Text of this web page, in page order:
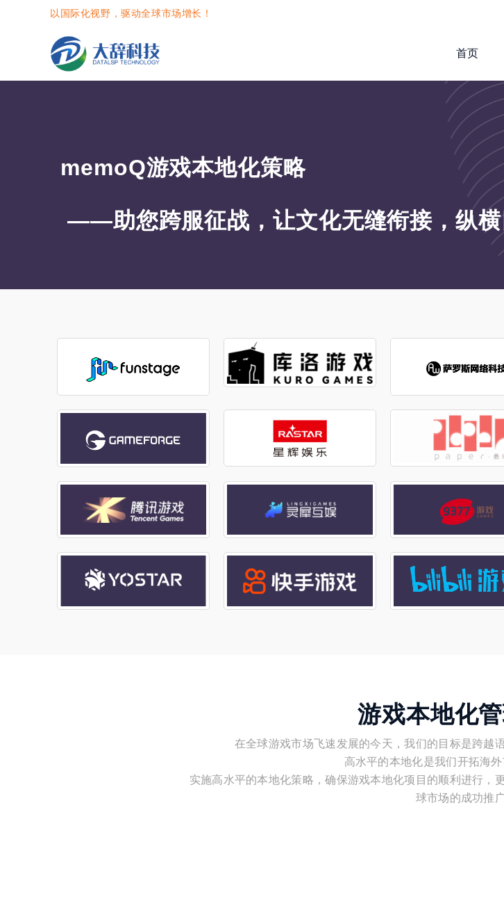
以国际化视野，驱动全球市场增长！
首页
memoQ游戏本地化策略
——助您跨服征战，让文化无缝衔接，纵
游戏本地化
在全球游戏市场飞速发展的今天，我们的目标是跨越
高水平的本地化是我们开拓海外
实施高水平的本地化策略，确保游戏本地化项目的顺利进行，
球市场的成功推广